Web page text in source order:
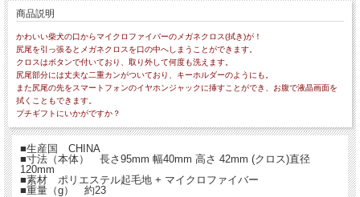
商品説明
かわいい柴犬の口からマイクロファイバーのメガネクロス(拭き)が！
尻尾を引っ張るとメガネクロスを口の中へしまうことができます。
クロスはボタンで付いており、取り外して何度も洗えます。
尻尾部分には丈夫な二重カンがついており、キーホルダーのようにも。
また尻尾の先をスマートフォンのイヤホンジャックに挿すことができ、お腹で液晶画面を
拭くこともできます。
プチギフトにいかがですか？
■生産国 CHINA
■寸法（本体） 長さ95mm 幅40mm 高さ 42mm (クロス)直径
120mm
■素材 ポリエステル起毛地 + マイクロファイバー
■重量（g） 約23